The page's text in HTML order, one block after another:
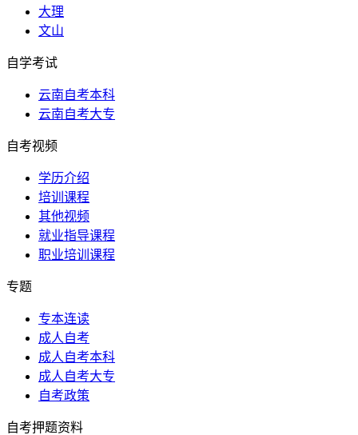
大理
文山
自学考试
云南自考本科
云南自考大专
自考视频
学历介绍
培训课程
其他视频
就业指导课程
职业培训课程
专题
专本连读
成人自考
成人自考本科
成人自考大专
自考政策
自考押题资料